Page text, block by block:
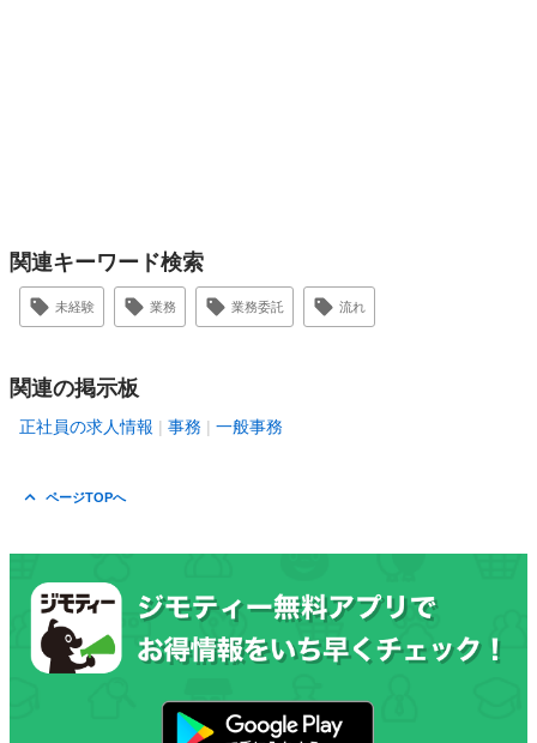
関連キーワード検索
未経験 業務 業務委託 流れ
関連の掲示板
正社員の求人情報 事務 一般事務
ページTOPへ